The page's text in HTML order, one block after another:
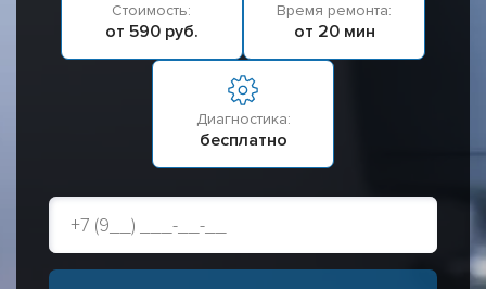
Стоимость:
от 590 руб.
Время ремонта:
от 20 мин
Диагностика:
бесплатно